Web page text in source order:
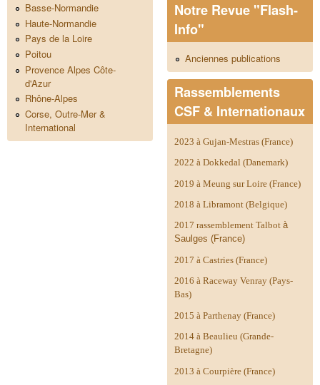
Basse-Normandie
Haute-Normandie
Pays de la Loire
Poitou
Provence Alpes Côte-
d'Azur
Rhône-Alpes
Corse, Outre-Mer &
International
Notre Revue "Flash-
Info"
Anciennes publications
Rassemblements
CSF & Internationaux
2023 à Gujan-Mestras (France)
2022 à Dokkedal (Danemark)
2019 à Meung sur Loire (France)
2018 à Libramont (Belgique)
2017 rassemblement Talbot à
Saulges (France)
2017 à Castries (France)
2016 à Raceway Venray (Pays-
Bas)
2015 à Parthenay (France)
2014 à Beaulieu (Grande-
Bretagne)
2013 à Courpière (France)